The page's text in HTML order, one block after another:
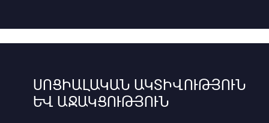
ՍՈՑԻԱԼԱԿԱՆ ԱԿՏԻՎՈՒԹՅՈՒՆ
ԵՎ ԱՋԱԿՑՈՒԹՅՈՒՆ